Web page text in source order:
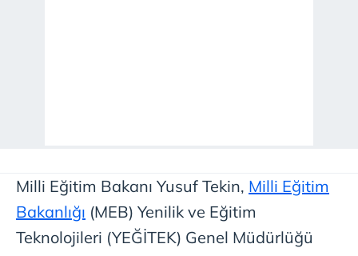
Milli Eğitim Bakanı Yusuf Tekin, Milli Eğitim
Bakanlığı (MEB) Yenilik ve Eğitim
Teknolojileri (YEĞİTEK) Genel Müdürlüğü